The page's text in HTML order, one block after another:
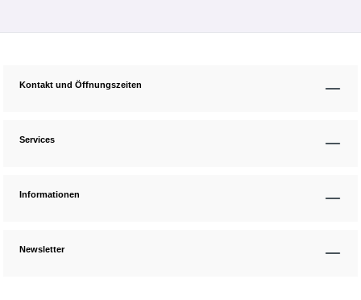
Kontakt und Öffnungszeiten
Services
Informationen
Newsletter